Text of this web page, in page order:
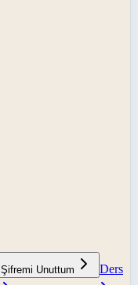
Şifremi Unuttum
Ders